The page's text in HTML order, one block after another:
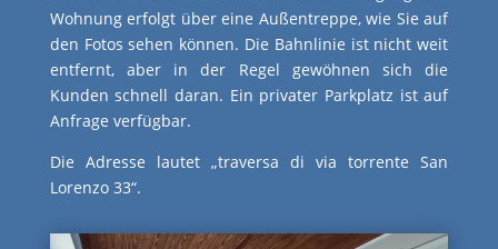
Wohnung erfolgt über eine Außentreppe, wie Sie auf
den Fotos sehen können. Die Bahnlinie ist nicht weit
entfernt, aber in der Regel gewöhnen sich die
Kunden schnell daran. Ein privater Parkplatz ist auf
Anfrage verfügbar.
Die Adresse lautet „traversa di via torrente San
Lorenzo 33“.